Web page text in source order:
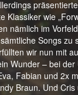
Klassiker wie
nämlich im
Songs zu
wir nun mit
Wunder – bei
Fabian und 2x
Braun. Und